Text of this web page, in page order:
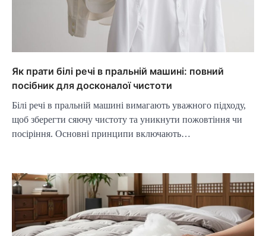
Як прати білі речі в пральній машині: повний
посібник для досконалої чистоти
Білі речі в пральній машині вимагають уважного підходу,
щоб зберегти сяючу чистоту та уникнути пожовтіння чи
посіріння. Основні принципи включають…